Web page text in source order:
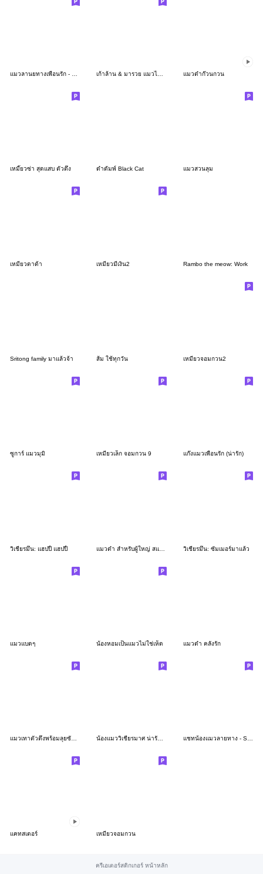
แมวดำก๊วนกวน
เหมี๊ยวซ่า สุดแสบ ตัวตึง ด่ำดัมพ์ Black Cat แมวสวนลุม
เหมียวดาด้า เหมียวมีเงิน2 Rambo the meow: Work
Sritong family มาแล้วจ้า ส้ม ใช้ทุกวัน เหมียวจอมกวน2
ซูการ์ แมวมุมิ เหมียวเล็ก จอมกวน 9 แก๊งแมวเพื่อนรัก (น่ารัก)
วิเชียรมึน: แฮปปี้ แฮปปี้ วิเชียรมึน: ซัมเมอร์มาแล้ว
แมวแบดๆ น้องหอมเป็นแมวไม่ใช่เห็ด แมวดำ คลั่งรัก
แมวเทาตัวตึงพร้อมลุยซัมเมอร์ น้องแมววิเชียรมาศ น่ารัก กวนๆ แชทน้องแมวลายทาง - Small Chat
แคทสเตอร์ เหมียวจอมกวน
ครีเอเตอร์สติกเกอร์ หน้าหลัก